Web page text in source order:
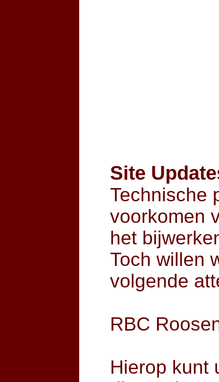
Site
Technische
voorkomen
het
Toch willen
volgende
RBC
Hierop kunt